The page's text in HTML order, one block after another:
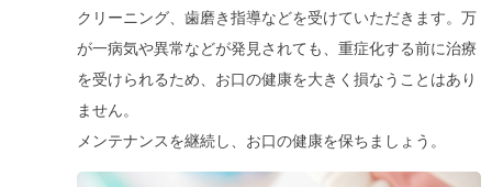
クリーニング、歯磨き指導などを受けていただきます。万
が一病気や異常などが発見されても、重症化する前に治療
を受けられるため、お口の健康を大きく損なうことはあり
ません。
メンテナンスを継続し、お口の健康を保ちましょう。